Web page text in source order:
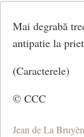
Mai degrabă
antipatie la
(Caracterele)
© CCC
Jean de La